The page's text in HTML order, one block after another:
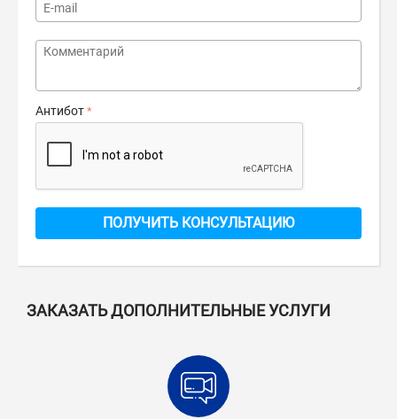
Антибот
ПОЛУЧИТЬ КОНСУЛЬТАЦИЮ
ЗАКАЗАТЬ ДОПОЛНИТЕЛЬНЫЕ УСЛУГИ